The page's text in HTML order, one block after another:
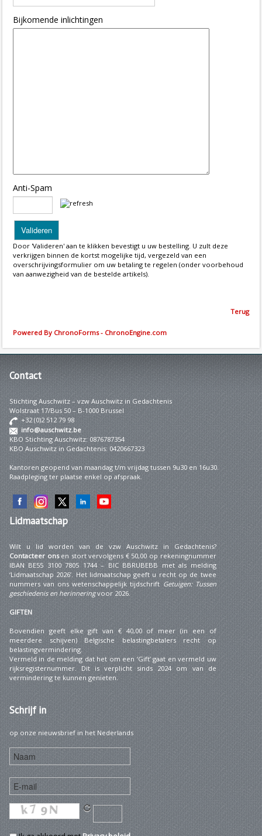
Bijkomende inlichtingen
Anti-Spam
Door 'Valideren' aan te klikken bevestigt u uw bestelling. U zult deze
verkrijgen binnen de kortst mogelijke tijd, vergezeld van een
overschrijvingsformulier om uw betaling te regelen (onder voorbehoud
van aanwezigheid van de bestelde artikels).
Terug
Powered By ChronoForms - ChronoEngine.com
Contact
Stichting Auschwitz – vzw Auschwitz in Gedachtenis
Wolstraat 17/Bus 50 – B-1000 Brussel
+32 (0)2 512 79 98
info@auschwitz.be
KBO Stichting Auschwitz: 0876787354
KBO Auschwitz in Gedachtenis: 0420667323
Kantoren geopend van maandag t/m vrijdag tussen 9u30 en 16u30.
Raadpleging ter plaatse enkel op afspraak.
Lidmaatschap
Wilt u lid worden van de vzw Auschwitz in Gedachtenis?
Contacteer onsen stort vervolgens € 50,00 op rekeningnummer
IBAN BE55 3100 7805 1744 – BIC BBRUBEBB met als melding
‘Lidmaatschap 2026’. Het lidmaatschap geeft u recht op de twee
nummers van ons wetenschappelijk tijdschrift Getuigen: Tussen
geschiedenis en herinneringvoor 2026.
GIFTEN
Bovendien geeft elke gift van € 40,00 of meer (in een of
meerdere schijven) Belgische belastingbetalers recht op
belastingvermindering.
Vermeld in de melding dat het om een ‘Gift’ gaat en vermeld uw
rijksregisternummer. Dit is verplicht sinds 2024 om van de
vermindering te kunnen genieten.
Schrijfin
op onze nieuwsbrief in het Nederlands